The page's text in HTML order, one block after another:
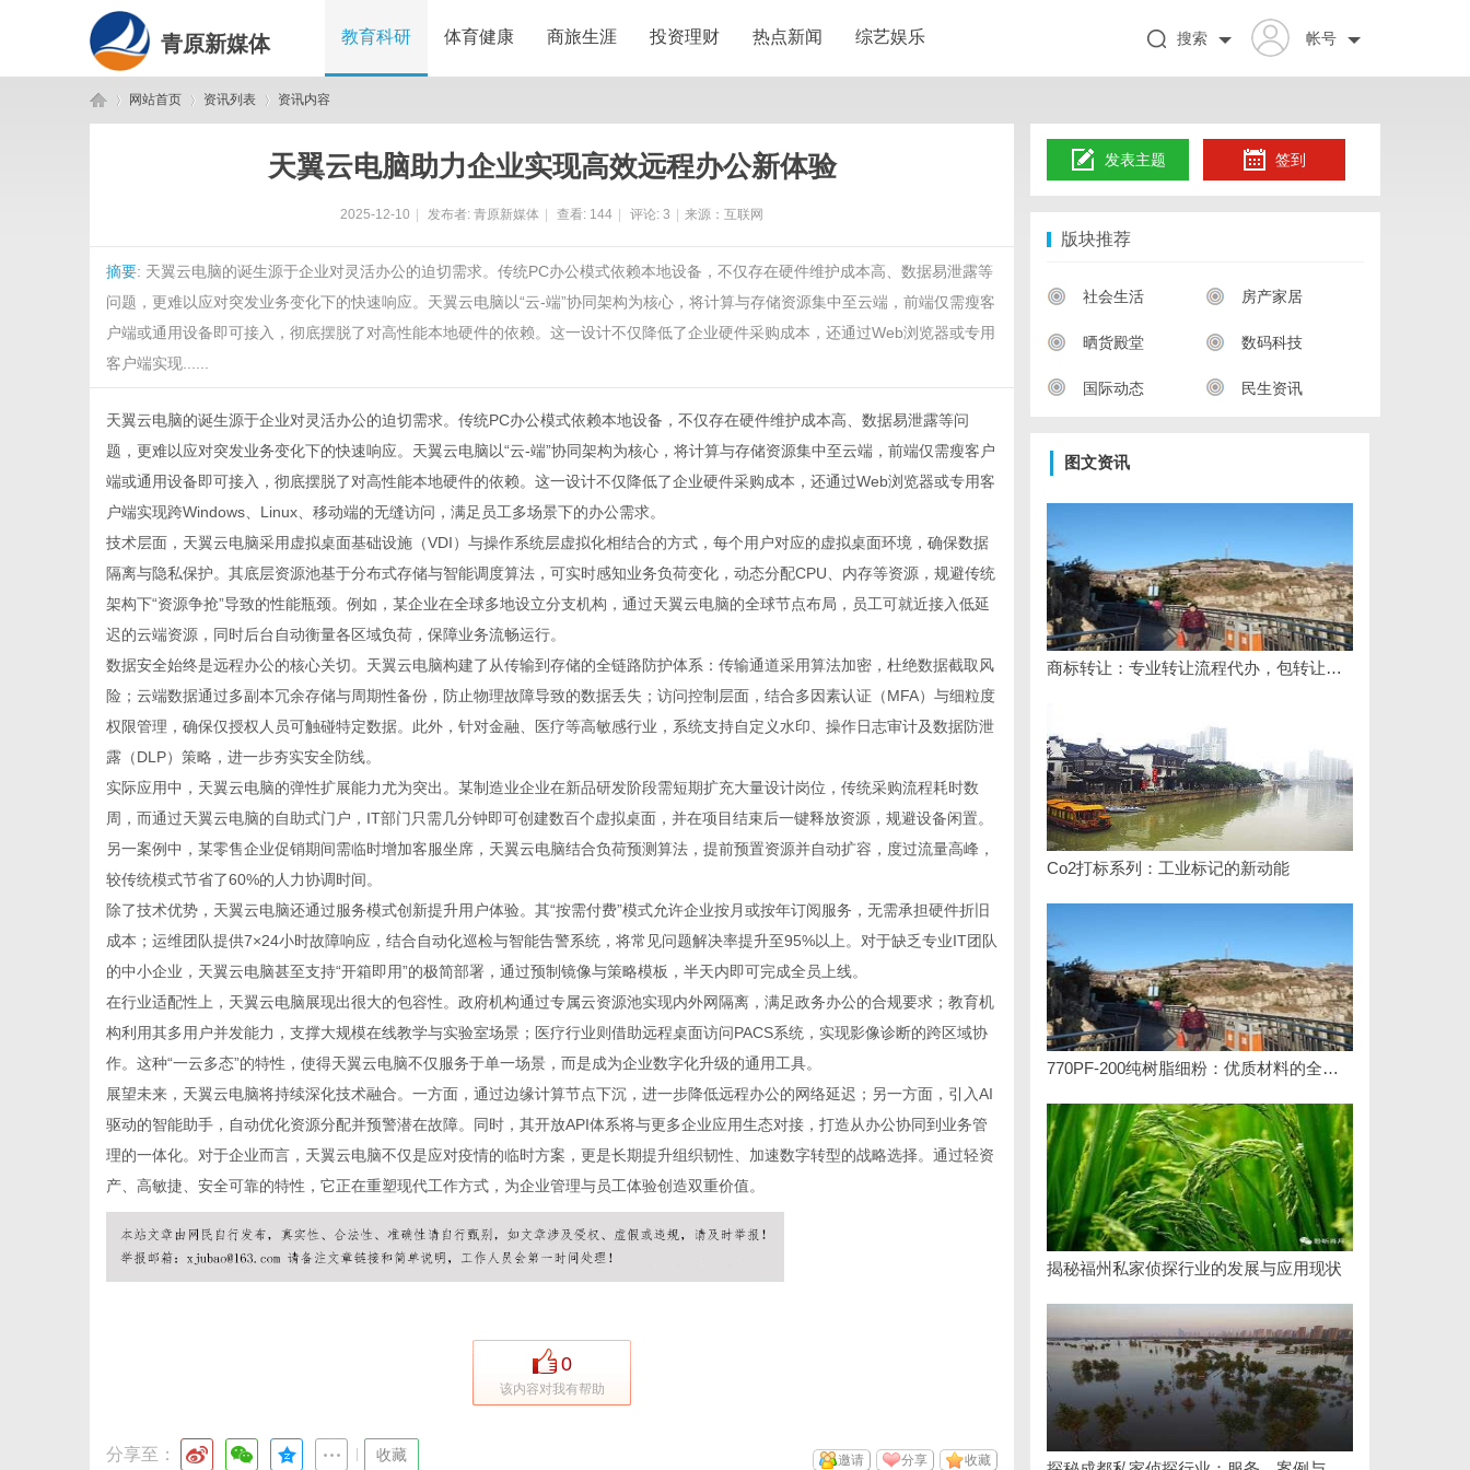
青原新媒体 教育科研 体育健康 商旅生涯 投资理财 热点新闻 综艺娱乐 帐号
搜索
网站首页 资讯列表 资讯内容
天翼云电脑助力企业实现高效远程办公新体验
2025-12-10 发布者: 青原新媒体 查看: 144 评论: 3 来源：互联网
摘要: 天翼云电脑的诞生源于企业对灵活办公的迫切需求。传统PC办公模式依赖本地设备，不仅存在硬件维护成本高、数据易泄露等
问题，更难以应对突发业务变化下的快速响应。天翼云电脑以“云-端”协同架构为核心，将计算与存储资源集中至云端，前端仅需瘦客
户端或通用设备即可接入，彻底摆脱了对高性能本地硬件的依赖。这一设计不仅降低了企业硬件采购成本，还通过Web浏览器或专用
客户端实现......
天翼云电脑的诞生源于企业对灵活办公的迫切需求。传统PC办公模式依赖本地设备，不仅存在硬件维护成本高、数据易泄露等问
题，更难以应对突发业务变化下的快速响应。天翼云电脑以“云-端”协同架构为核心，将计算与存储资源集中至云端，前端仅需瘦客户
端或通用设备即可接入，彻底摆脱了对高性能本地硬件的依赖。这一设计不仅降低了企业硬件采购成本，还通过Web浏览器或专用客
户端实现跨Windows、Linux、移动端的无缝访问，满足员工多场景下的办公需求。
技术层面，天翼云电脑采用虚拟桌面基础设施（VDI）与操作系统层虚拟化相结合的方式，每个用户对应的虚拟桌面环境，确保数据
隔离与隐私保护。其底层资源池基于分布式存储与智能调度算法，可实时感知业务负荷变化，动态分配CPU、内存等资源，规避传统
架构下“资源争抢”导致的性能瓶颈。例如，某企业在全球多地设立分支机构，通过天翼云电脑的全球节点布局，员工可就近接入低延
迟的云端资源，同时后台自动衡量各区域负荷，保障业务流畅运行。
数据安全始终是远程办公的核心关切。天翼云电脑构建了从传输到存储的全链路防护体系：传输通道采用算法加密，杜绝数据截取风
险；云端数据通过多副本冗余存储与周期性备份，防止物理故障导致的数据丢失；访问控制层面，结合多因素认证（MFA）与细粒度
权限管理，确保仅授权人员可触碰特定数据。此外，针对金融、医疗等高敏感行业，系统支持自定义水印、操作日志审计及数据防泄
露（DLP）策略，进一步夯实安全防线。
实际应用中，天翼云电脑的弹性扩展能力尤为突出。某制造业企业在新品研发阶段需短期扩充大量设计岗位，传统采购流程耗时数
周，而通过天翼云电脑的自助式门户，IT部门只需几分钟即可创建数百个虚拟桌面，并在项目结束后一键释放资源，规避设备闲置。
另一案例中，某零售企业促销期间需临时增加客服坐席，天翼云电脑结合负荷预测算法，提前预置资源并自动扩容，度过流量高峰，
较传统模式节省了60%的人力协调时间。
除了技术优势，天翼云电脑还通过服务模式创新提升用户体验。其“按需付费”模式允许企业按月或按年订阅服务，无需承担硬件折旧
成本；运维团队提供7×24小时故障响应，结合自动化巡检与智能告警系统，将常见问题解决率提升至95%以上。对于缺乏专业IT团队
的中小企业，天翼云电脑甚至支持“开箱即用”的极简部署，通过预制镜像与策略模板，半天内即可完成全员上线。
在行业适配性上，天翼云电脑展现出很大的包容性。政府机构通过专属云资源池实现内外网隔离，满足政务办公的合规要求；教育机
构利用其多用户并发能力，支撑大规模在线教学与实验室场景；医疗行业则借助远程桌面访问PACS系统，实现影像诊断的跨区域协
作。这种“一云多态”的特性，使得天翼云电脑不仅服务于单一场景，而是成为企业数字化升级的通用工具。
展望未来，天翼云电脑将持续深化技术融合。一方面，通过边缘计算节点下沉，进一步降低远程办公的网络延迟；另一方面，引入AI
驱动的智能助手，自动优化资源分配并预警潜在故障。同时，其开放API体系将与更多企业应用生态对接，打造从办公协同到业务管
理的一体化。对于企业而言，天翼云电脑不仅是应对疫情的临时方案，更是长期提升组织韧性、加速数字转型的战略选择。通过轻资
产、高敏捷、安全可靠的特性，它正在重塑现代工作方式，为企业管理与员工体验创造双重价值。
0
该内容对我有帮助
分享至： 收藏 收藏
分享
邀请
发表主题 签到
版块推荐
社会生活 房产家居
晒货殿堂 数码科技
国际动态 民生资讯
图文资讯
商标转让：专业转让流程代办，包转让成功再付款
Co2打标系列：工业标记的新动能
770PF-200纯树脂细粉：优质材料的全貌与应用
揭秘福州私家侦探行业的发展与应用现状